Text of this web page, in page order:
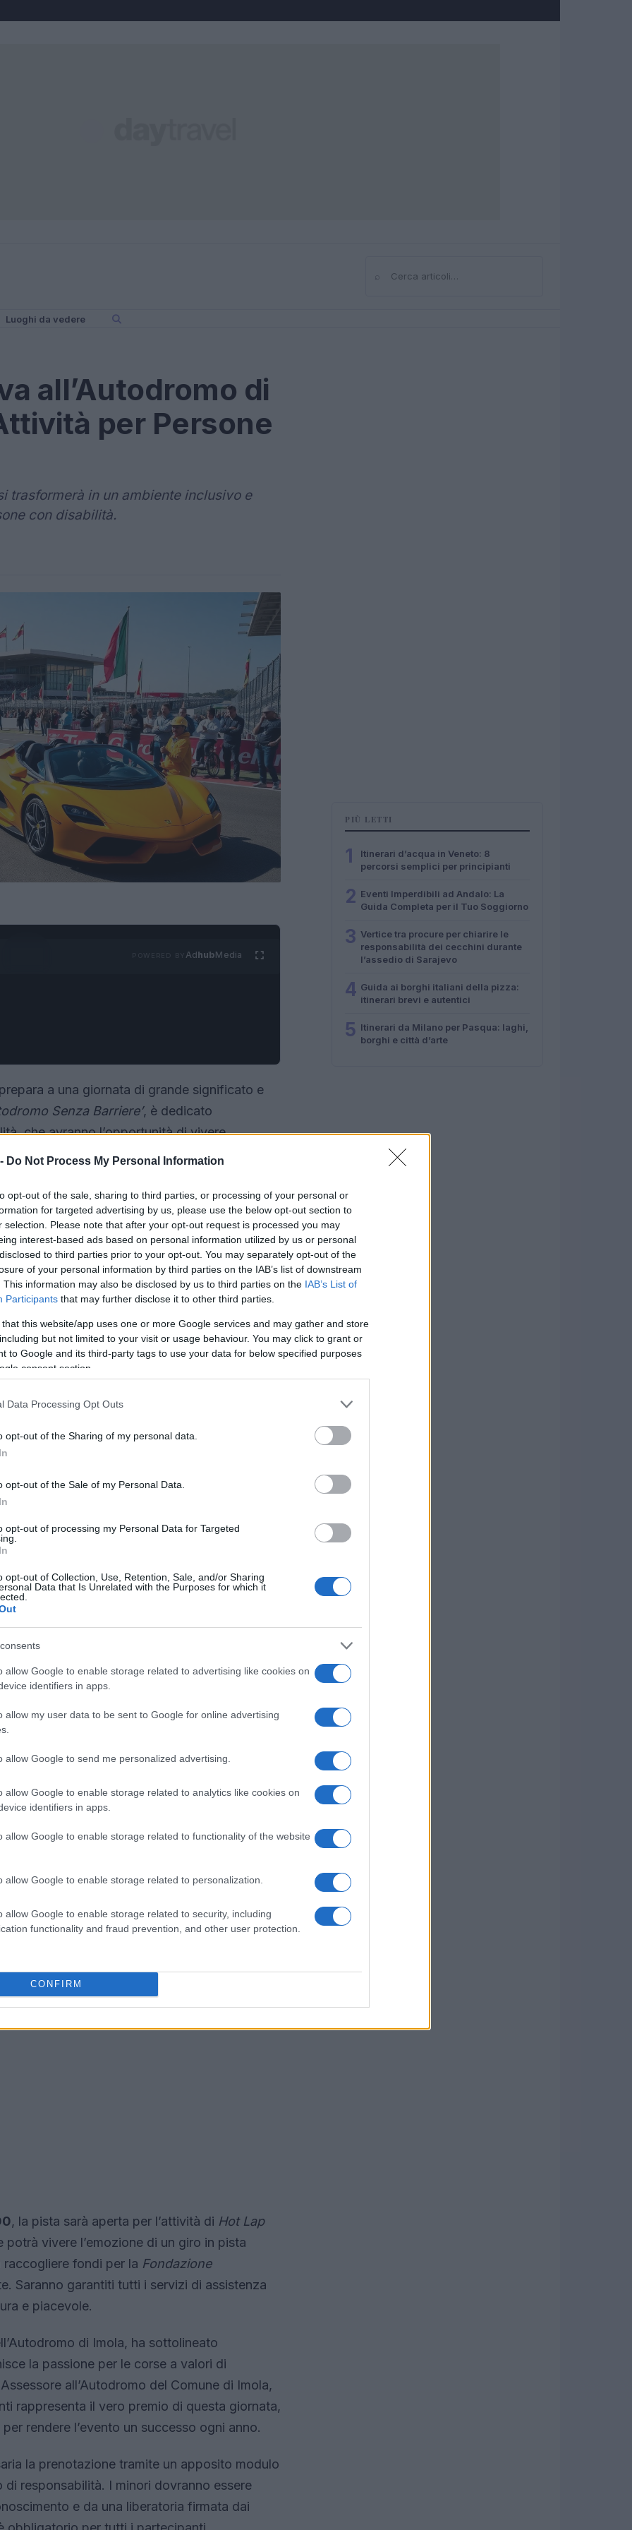
Do Not Process My Personal Information
opt-out of the sale, sharing to third parties, or processing of your personal or
for targeted advertising by us, please use the below opt-out section to
selection. Please note that after your opt-out request is processed you may
interest-based ads based on personal information utilized by us or personal
to third parties prior to your opt-out. You may separately opt-out of the
of your personal information by third parties on the IAB’s list of downstream
This information may also be disclosed by us to third parties on the IAB’s List of
Participants that may further disclose it to other third parties.
that this website/app uses one or more Google services and may gather and store
but not limited to your visit or usage behaviour. You may click to grant or
to Google and its third-party tags to use your data for below specified purposes
consent section.
Data Processing Opt Outs
opt-out of the Sharing of my personal data.
opt-out of the Sale of my Personal Data.
opt-out of processing my Personal Data for Targeted
opt-out of Collection, Use, Retention, Sale, and/or Sharing
Data that Is Unrelated with the Purposes for which it
allow Google to enable storage related to advertising like cookies on
identifiers in apps.
allow my user data to be sent to Google for online advertising
allow Google to send me personalized advertising.
allow Google to enable storage related to analytics like cookies on
identifiers in apps.
allow Google to enable storage related to functionality of the website
allow Google to enable storage related to personalization.
allow Google to enable storage related to security, including
functionality and fraud prevention, and other user protection.
CONFIRM
Cerca
Luoghi da vedere
all’Autodromo di
per Persone
trasformerà in un ambiente inclusivo e
con disabilità.
AdhubMedia
a una giornata di grande significato e
Senza Barriere’, è dedicato
che avranno l’opportunità di vivere
sportive, per un’esperienza
alle12:00 , offrirà un ambiente sicuro e
della velocità e della passione per il
tra il Comune di Imola, l’Autodromo
associazioni, rappresenta un punto di
disabilità, la giornata prevede una serie di
, si terrà un Walking Tour
solidale lungo il
la storia dell’autodromo. Per
di
guida virtuale, laSala Simulatorisarà aperta
provare due tipologie di simulatori: uno
di schermi e volanti, e unodynamico, che
monoposto. Il ricavato delle prove sui
, la pista sarà aperta per l’attività di Hot Lap
vivere l’emozione di un giro in pista
fondi per la Fondazione
Saranno garantiti tutti i servizi di assistenza
e piacevole.
di Imola, ha sottolineato
la passione per le corse a valori di
all’Autodromo del Comune di Imola,
rappresenta il vero premio di questa giornata,
rendere l’evento un successo ogni anno.
la prenotazione tramite un apposito modulo
responsabilità. I minori dovranno essere
e da una liberatoria firmata dai
PIÙ LETTI
1
Itinerari d’acqua in Veneto: 8
percorsi semplici per principianti
2 Eventi Imperdibili ad Andalo: La
Guida Completa per il Tuo Soggiorno
3 Vertice tra procure per chiarire le
responsabilità dei cecchini durante
l’assedio di Sarajevo
4 Guida ai borghi italiani della pizza:
itinerari brevi e autentici
5 Itinerari da Milano per Pasqua: laghi,
borghi e città d’arte